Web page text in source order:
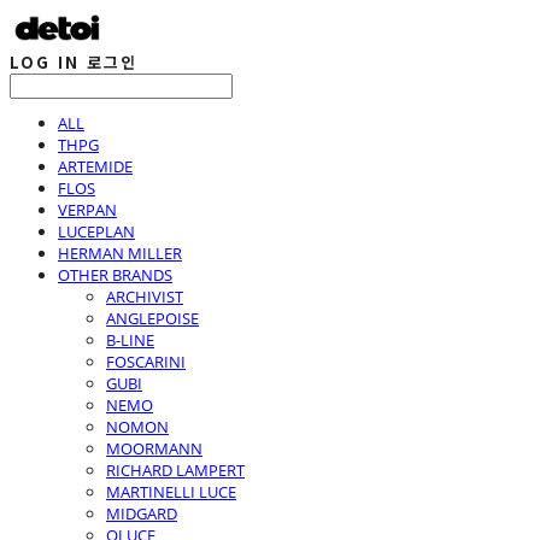
LOG IN 로그인
ALL
THPG
ARTEMIDE
FLOS
VERPAN
LUCEPLAN
HERMAN MILLER
OTHER BRANDS
ARCHIVIST
ANGLEPOISE
B-LINE
FOSCARINI
GUBI
NEMO
NOMON
MOORMANN
RICHARD LAMPERT
MARTINELLI LUCE
MIDGARD
OLUCE